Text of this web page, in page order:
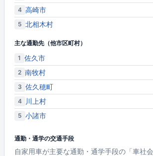
4 高崎市
5 北相木村
主な通勤先（他市区町村）
1 佐久市
2 南牧村
3 佐久穂町
4
川上村
5 小諸市
通勤・通学の交通手段
自家用車が主要な通勤・通学手段の「車社会